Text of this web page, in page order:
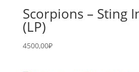
Scorpions – Sting
(LP)
4500,00₽